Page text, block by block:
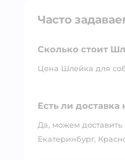
Часто
Сколько стоит
Цена Шлейка для
Есть ли доставка
Да, можем
Екатеринбург,